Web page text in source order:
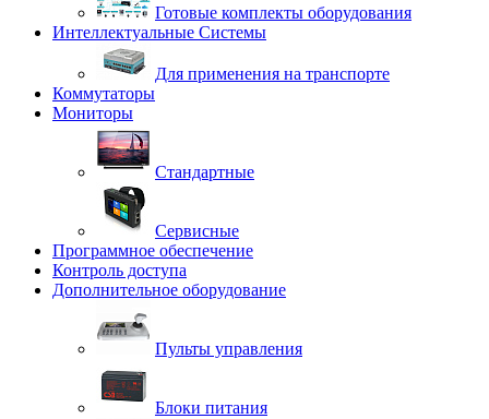
Готовые комплекты оборудования
Интеллектуальные Системы
Для применения на транспорте
Коммутаторы
Мониторы
Стандартные
Сервисные
Программное обеспечение
Контроль доступа
Дополнительное оборудование
Пульты управления
Блоки питания